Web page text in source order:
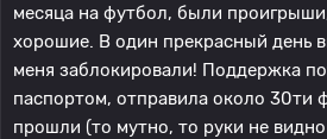
месяца на футбол, были
хорошие. В один прекрасный день
меня заблокировали! Поддержка
паспортом, отправила около 30ти
прошли (то мутно, то руки не